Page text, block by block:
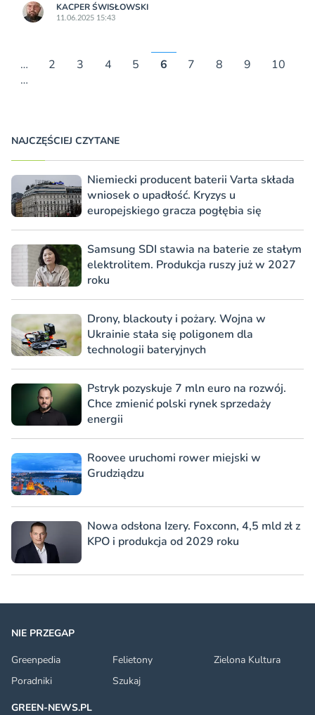
KACPER ŚWISŁO­WSKI
11.06.2025 15:43
… 2 3 4 5 6 7 8 9
10
…
NAJCZĘŚCIEJ CZYTANE
Niemiecki producent baterii Varta składa
wniosek o upadłość. Kryzys u
europejskiego gracza pogłębia się
Samsung SDI stawia na baterie ze stałym
elektrolitem. Produkcja ruszy już w 2027
roku
Drony, blackouty i pożary. Wojna w
Ukrainie stała się poligonem dla
technologii bateryjnych
Pstryk pozyskuje 7 mln euro na rozwój.
Chce zmienić polski rynek sprzedaży
energii
Roovee uruchomi rower miejski w
Grudziądzu
Nowa odsłona Izery. Foxconn, 4,5 mld zł z
KPO i produkcja od 2029 roku
NIE PRZEGAP
Greenpedia
Felietony
Zielona Kultura
Poradniki
Szukaj
GREEN-NEWS.PL